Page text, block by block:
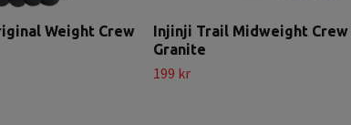
Weight Crew
Injinji Trail Midweight Crew
Granite
199 kr